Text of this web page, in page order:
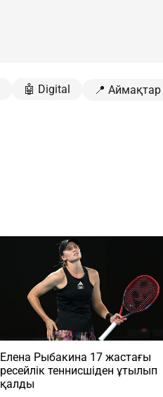
🤖 Digital 📍 Аймақтар
Елена Рыбакина 17 жастағы
ресейлік теннисшіден ұтылып
қалды